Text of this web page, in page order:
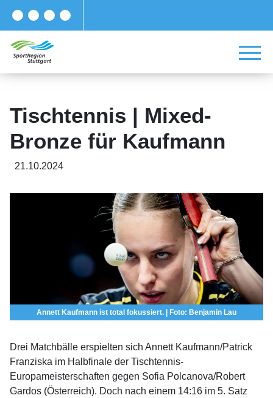
Tischtennis | Mixed-
Bronze für Kaufmann
21.10.2024
Annett Kaufmann ist total fokussiert. | Foto: Benjamin Lau
Drei Matchbälle erspielten sich Annett Kaufmann/Patrick
Franziska im Halbfinale der Tischtennis-
Europameisterschaften gegen Sofia Polcanova/Robert
Gardos (Österreich). Doch nach einem 14:16 im 5. Satz